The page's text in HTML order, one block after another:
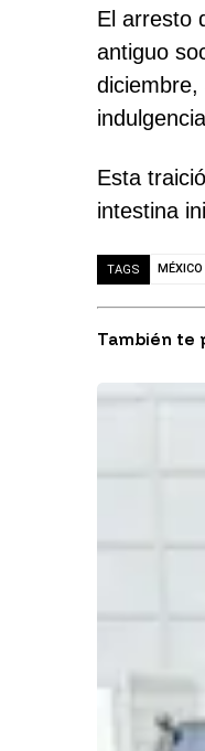
El arresto
antiguo
diciembre,
Esta
intestina
TAGS MÉXICO
También te